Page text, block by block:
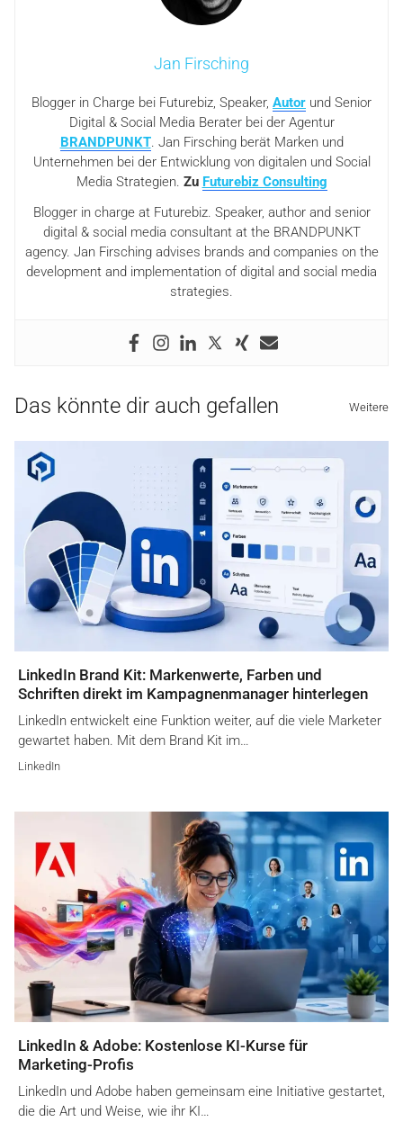
Jan Firsching
Blogger in Charge bei Futurebiz, Speaker, Autor und Senior
Digital & Social Media Berater bei der Agentur
BRANDPUNKT. Jan Firsching berät Marken und
Unternehmen bei der Entwicklung von digitalen und Social
Media Strategien. Zu Futurebiz Consulting
Blogger in charge at Futurebiz. Speaker, author and senior
digital & social media consultant at the BRANDPUNKT
agency. Jan Firsching advises brands and companies on the
development and implementation of digital and social media
strategies.
Das könnte dir auch gefallen Weitere
LinkedIn Brand Kit: Markenwerte, Farben und
Schriften direkt im Kampagnenmanager hinterlegen
LinkedIn entwickelt eine Funktion weiter, auf die viele Marketer
gewartet haben. Mit dem Brand Kit im…
LinkedIn
LinkedIn & Adobe: Kostenlose KI-Kurse für
Marketing-Profis
LinkedIn und Adobe haben gemeinsam eine Initiative gestartet,
die die Art und Weise, wie ihr KI…